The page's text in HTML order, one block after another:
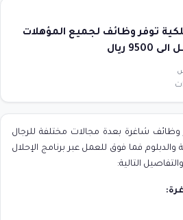
توفر وظائف لجميع المؤهلات
ريال
وظائف شاغرة بعدة مجالات مختلفة للرجال
والدبلوم فما فوق للعمل عبر برنامج الإحلال
التالية: